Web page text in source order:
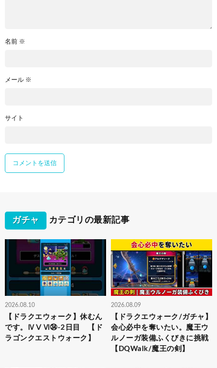
名前 ※
メール ※
サイト
ガチャ カテゴリの最新記事
2026.08.10
【ドラクエウォーク】休むん
です。ⅣⅤⅥ㉞-2日目 【ド
ラゴンクエストウォーク】
2026.08.09
【ドラクエウォーク/ガチャ】
会心必中を奪いたい。魔王ウ
ルノーガ装備ふくびきに挑戦
【DQWalk/魔王の剣】